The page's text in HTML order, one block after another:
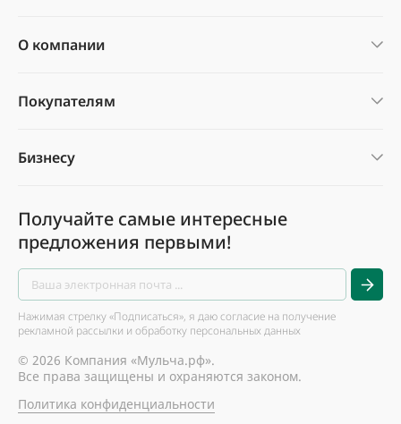
О компании
Покупателям
Бизнесу
Получайте самые интересные
предложения первыми!
Нажимая стрелку «Подписаться», я даю согласие на получение
рекламной рассылки и обработку персональных данных
© 2026 Компания «Мульча.рф».
Все права защищены и охраняются законом.
Политика конфиденциальности